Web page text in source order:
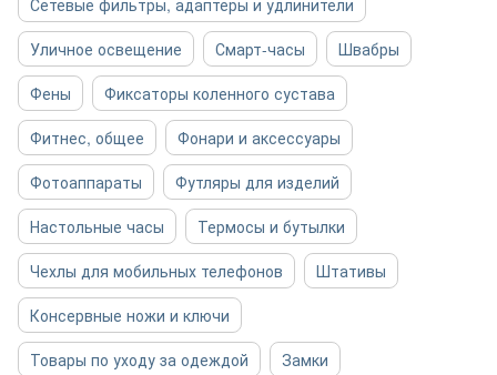
Сетевые фильтры, адаптеры и удлинители
Уличное освещение
Смарт-часы
Швабры
Фены
Фиксаторы коленного сустава
Фитнес, общее
Фонари и аксессуары
Фотоаппараты
Футляры для изделий
Настольные часы
Термосы и бутылки
Чехлы для мобильных телефонов
Штативы
Консервные ножи и ключи
Товары по уходу за одеждой
Замки